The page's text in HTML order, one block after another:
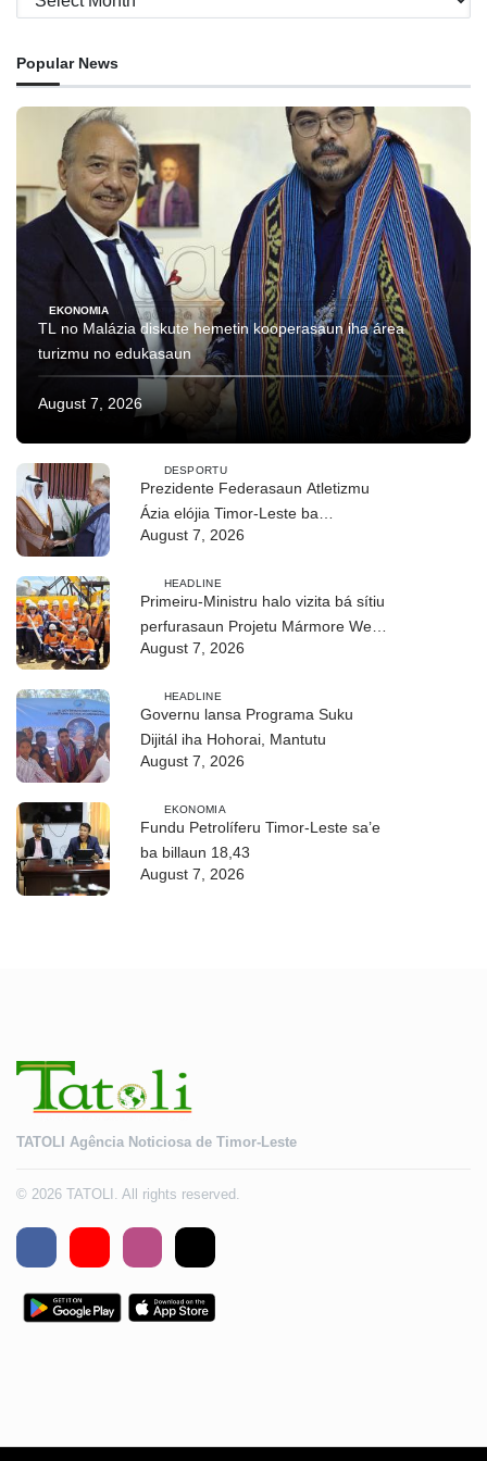
Popular News
EKONOMIA
TL no Malázia diskute hemetin kooperasaun iha área
turizmu no edukasaun
August 7, 2026
DESPORTU
Prezidente Federasaun Atletizmu
Ázia elójia Timor-Leste ba
realizasaun DIM 2026
August 7, 2026
HEADLINE
Primeiru-Ministru halo vizita bá sítiu
perfurasaun Projetu Mármore We-
uah iha Ilimanu
August 7, 2026
HEADLINE
Governu lansa Programa Suku
Dijitál iha Hohorai, Mantutu
August 7, 2026
EKONOMIA
Fundu Petrolíferu Timor-Leste sa’e
ba billaun 18,43
August 7, 2026
TATOLI Agência Noticiosa de Timor-Leste
© 2026 TATOLI. All rights reserved.